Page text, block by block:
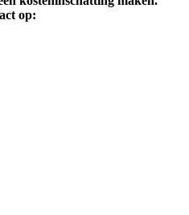
op: